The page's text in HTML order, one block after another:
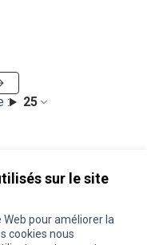
sur le site
pour améliorer la
cookies nous
: 25